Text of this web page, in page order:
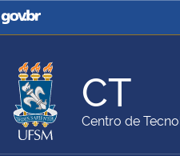
Casa Civil
Ministério da Agricultura,
Pecuária e Abastecimento
CT
Centro de